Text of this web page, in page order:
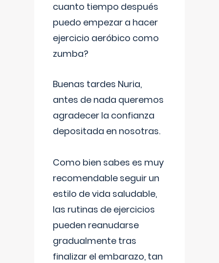
cuanto tiempo después
puedo empezar a hacer
ejercicio aeróbico como
zumba?
Buenas tardes Nuria,
antes de nada queremos
agradecer la confianza
depositada en nosotras.
Como bien sabes es muy
recomendable seguir un
estilo de vida saludable,
las rutinas de ejercicios
pueden reanudarse
gradualmente tras
finalizar el embarazo, tan